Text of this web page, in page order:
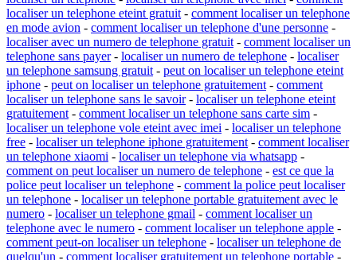
localiser un telephone eteint gratuit - comment localiser un telephone
en mode avion - comment localiser un telephone d'une personne -
localiser avec un numero de telephone gratuit - comment localiser un
telephone sans payer- localiser un numero de telephone - localiser
un telephone samsung gratuit - peut on localiser un telephone eteint
iphone - peut on localiser un telephone gratuitement - comment
localiser un telephone sans le savoir- localiser un telephone eteint
gratuitement - comment localiser un telephone sans carte sim -
localiser un telephone vole eteint avec imei - localiser un telephone
free - localiser un telephone iphone gratuitement - comment localiser
un telephone xiaomi - localiser un telephone via whatsapp -
comment on peut localiser un numero de telephone - est ce que la
police peut localiser un telephone - comment la police peut localiser
un telephone - localiser un telephone portable gratuitement avec le
numero - localiser un telephone gmail - comment localiser un
telephone avec le numero - comment localiser un telephone apple -
comment peut-on localiser un telephone - localiser un telephone de
quelqu'un - comment localiser gratuitement un telephone portable -